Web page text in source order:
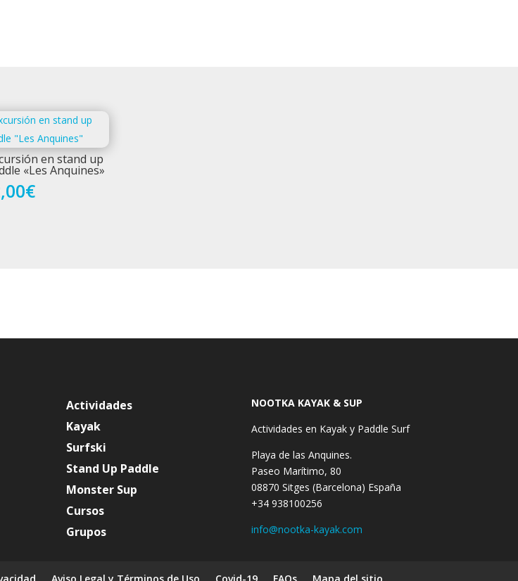
en stand up
«Les Anquines»
€
Actividades
Kayak
Surfski
Stand Up Paddle
Monster Sup
Cursos
Grupos
NOOTKA KAYAK & SUP
Actividades en Kayak y Paddle Surf
Playa de las Anquines.
Paseo Marítimo, 80
08870 Sitges (Barcelona) España
+34 938100256
info@nootka-kayak.com